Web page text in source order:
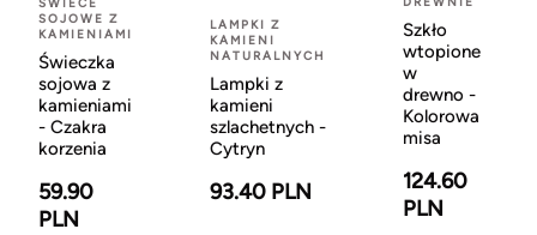
ŚWIECE
SOJOWE Z
KAMIENIAMI
Świeczka
sojowa z
kamieniami
- Czakra
korzenia
59.90
PLN
LAMPKI Z
KAMIENI
NATURALNYCH
Lampki z
kamieni
szlachetnych -
Cytryn
93.40 PLN
Szkło
wtopione
w
drewno -
Kolorowa
misa
124.60
PLN